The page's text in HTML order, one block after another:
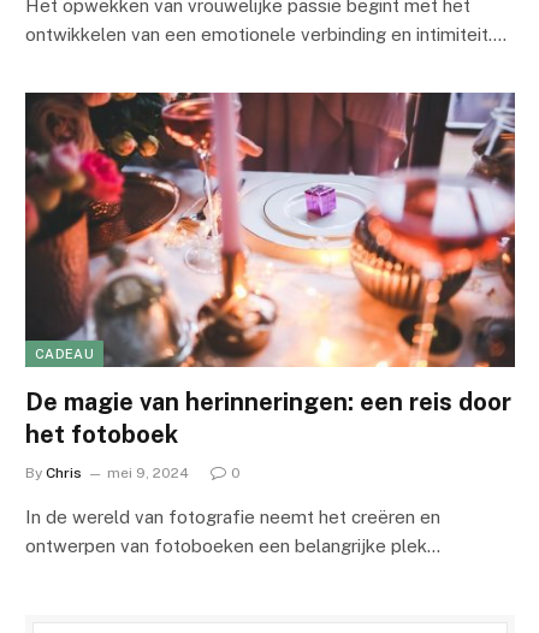
Het opwekken van vrouwelijke passie begint met het
ontwikkelen van een emotionele verbinding en intimiteit.…
CADEAU
De magie van herinneringen: een reis door
het fotoboek
By Chris mei 9, 2024 0
In de wereld van fotografie neemt het creëren en
ontwerpen van fotoboeken een belangrijke plek…